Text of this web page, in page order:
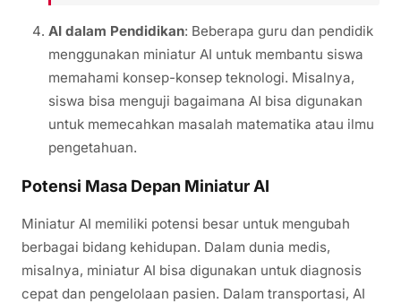
AI dalam Pendidikan: Beberapa guru dan pendidik
menggunakan miniatur AI untuk membantu siswa
memahami konsep-konsep teknologi. Misalnya,
siswa bisa menguji bagaimana AI bisa digunakan
untuk memecahkan masalah matematika atau ilmu
pengetahuan.
Potensi Masa Depan Miniatur AI
Miniatur AI memiliki potensi besar untuk mengubah
berbagai bidang kehidupan. Dalam dunia medis,
misalnya, miniatur AI bisa digunakan untuk diagnosis
cepat dan pengelolaan pasien. Dalam transportasi, AI